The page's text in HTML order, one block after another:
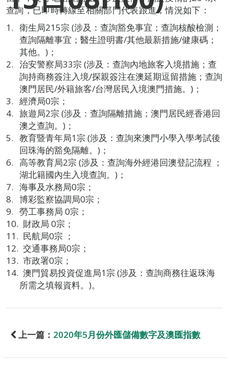
查詢，已即時轉線至相關部門代表跟進，情況如下：
衛生局215宗 (涉及：查詢豁免事宜；查詢核酸檢測；
查詢隔離事宜；醫生證明書/其他最新措施/健康碼；
其他。)；
治安警察局33宗 (涉及：查詢內地旅客入境措施；查
詢持商務簽注入境/探親簽注在澳延期逗留措施；查詢
澳門居民/外籍旅客/台灣居民入境澳門措施。)；
經濟局0宗；
旅遊局2宗 (涉及：查詢隔離措施；澳門居民經香港回
澳之查詢。)；
教育暨青年局1宗 (涉及：查詢來澳門小學入學考試後
回珠海的豁免隔離。)；
高等教育局2宗 (涉及：查詢海外經港回澳登記流程 ；
湖北籍國內生入境查詢。)；
海事及水務局0宗；
博彩監察協調局0宗；
勞工事務局 0宗；
財政局 0宗；
民航局0宗 ；
交通事務局0宗；
市政署0宗；
澳門貿易投資促進局1宗 (涉及：查詢商務往返珠海
所需之填報資料。)。
上一篇： 2020年5月份外匯儲備數字及澳匯指數